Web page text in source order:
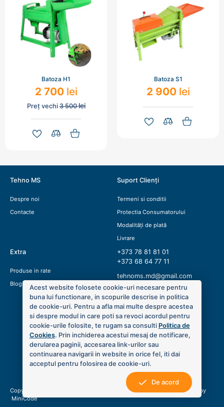
Batoza H1
2 700 lei
Preț vechi3 500lei
Batoza S1
2 900 lei
Tehno MS
Despre noi
Contacte
Suport Clienți
Termeni si conditii
Protectia Consumatorului
Modalități de plată
Livrare
Extra
Produse in rate
Blog
+373 78 81 81 01
+373 68 64 77 11
tehnoms.md@gmail.com
Copyright © 2020 Tehno MS. Toate drepturile sunt rezervate. Created by
MiniCode
Acest website folosete cookie-uri necesare pentru
buna lui functionare, in scopurile descrise in politica
de cookie-uri. Pentru a afla mai multe despre acestea
si despre modul in care poti sa revoci acordul pentru
cookie-urile folosite, te rugam sa consulti Politica de
Cookies. Prin inchiderea acestui mesaj de notificare,
derularea paginii, accesarea link-urilor sau
continuarea navigarii in website in orice fel, iti dai
acceptul pentru folosirea de cookie-uri.
De acord